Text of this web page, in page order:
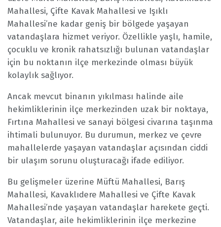
Mahallesi, Çifte Kavak Mahallesi ve Işıklı
Mahallesi’ne kadar geniş bir bölgede yaşayan
vatandaşlara hizmet veriyor. Özellikle yaşlı, hamile,
çocuklu ve kronik rahatsızlığı bulunan vatandaşlar
için bu noktanın ilçe merkezinde olması büyük
kolaylık sağlıyor.
Ancak mevcut binanın yıkılması halinde aile
hekimliklerinin ilçe merkezinden uzak bir noktaya,
Fırtına Mahallesi ve sanayi bölgesi civarına taşınma
ihtimali bulunuyor. Bu durumun, merkez ve çevre
mahallelerde yaşayan vatandaşlar açısından ciddi
bir ulaşım sorunu oluşturacağı ifade ediliyor.
Bu gelişmeler üzerine Müftü Mahallesi, Barış
Mahallesi, Kavaklıdere Mahallesi ve Çifte Kavak
Mahallesi’nde yaşayan vatandaşlar harekete geçti.
Vatandaşlar, aile hekimliklerinin ilçe merkezine